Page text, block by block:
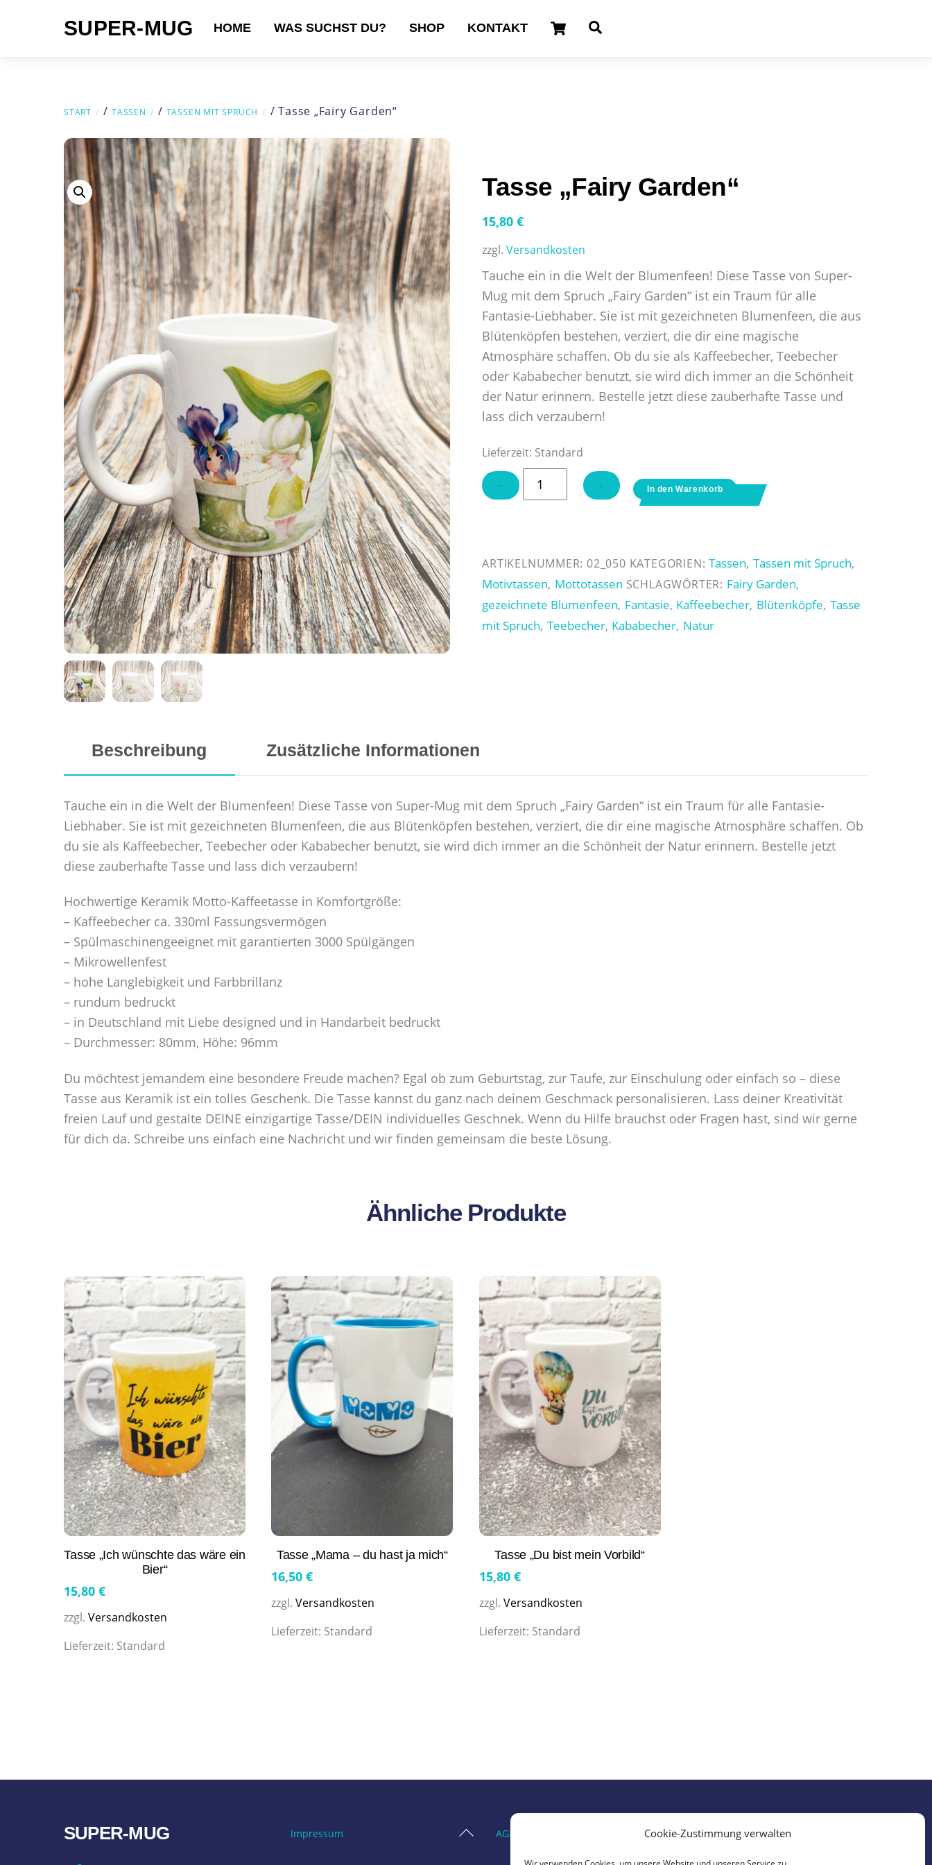
Cookie-Zustimmung verwalten
SUPER-MUG Cart
HOME WAS SUCHST DU? SHOP KONTAKT
START / TASSEN / TASSEN MIT SPRUCH / Tasse „Fairy Garden“
Tasse „Fairy Garden“
15,80€
zzgl.Versandkosten
Tauche ein in die Welt der Blumenfeen! Diese Tasse von Super-
Mug mit dem Spruch „Fairy Garden“ ist ein Traum für alle
Fantasie-Liebhaber. Sie ist mit gezeichneten Blumenfeen, die aus
Blütenköpfen bestehen, verziert, die dir eine magische
Atmosphäre schaffen. Ob du sie als Kaffeebecher, Teebecher
oder Kababecher benutzt, sie wird dich immer an die Schönheit
der Natur erinnern. Bestelle jetzt diese zauberhafte Tasse und
lass dich verzaubern!
Lieferzeit: Standard
−
Tasse
"Fairy
+ In den Warenkorb
ARTIKELNUMMER: 02_050 KATEGORIEN:Tassen, Tassen mit Spruch,
Motivtassen, Mottotassen SCHLAGWÖRTER: Fairy Garden,
gezeichnete Blumenfeen, Fantasie, Kaffeebecher, Blütenköpfe, Tasse
mit Spruch, Teebecher, Kababecher, Natur
Beschreibung Zusätzliche Informationen
Tauche ein in die Welt der Blumenfeen! Diese Tasse von Super-Mug mit dem Spruch „Fairy Garden“ ist ein Traum für alle Fantasie-
Liebhaber. Sie ist mit gezeichneten Blumenfeen, die aus Blütenköpfen bestehen, verziert, die dir eine magische Atmosphäre schaffen. Ob
du sie als Kaffeebecher, Teebecher oder Kababecher benutzt, sie wird dich immer an die Schönheit der Natur erinnern. Bestelle jetzt
diese zauberhafte Tasse und lass dich verzaubern!
Hochwertige Keramik Motto-Kaffeetasse in Komfortgröße:
– Kaffeebecher ca. 330ml Fassungsvermögen
– Spülmaschinengeeignet mit garantierten 3000 Spülgängen
– Mikrowellenfest
– hohe Langlebigkeit und Farbbrillanz
– rundum bedruckt
– in Deutschland mit Liebe designed und in Handarbeit bedruckt
– Durchmesser: 80mm, Höhe: 96mm
Du möchtest jemandem eine besondere Freude machen? Egal ob zum Geburtstag, zur Taufe, zur Einschulung oder einfach so – diese
Tasse aus Keramik ist ein tolles Geschenk. Die Tasse kannst du ganz nach deinem Geschmack personalisieren. Lass deiner Kreativität
freien Lauf und gestalte DEINE einzigartige Tasse/DEIN individuelles Geschnek. Wenn du Hilfe brauchst oder Fragen hast, sind wir gerne
für dich da. Schreibe uns einfach eine Nachricht und wir finden gemeinsam die beste Lösung.
Ähnliche Produkte
Tasse „Ich wünschte das wäre ein
Bier“
15,80 €
zzgl. Versandkosten
Lieferzeit: Standard
Tasse „Mama – du hast ja mich“
16,50€
zzgl.Versandkosten
Lieferzeit: Standard
Tasse „Du bist mein Vorbild“
15,80 €
zzgl. Versandkosten
Lieferzeit: Standard
Back
SUPER-MUG Impressum AGB